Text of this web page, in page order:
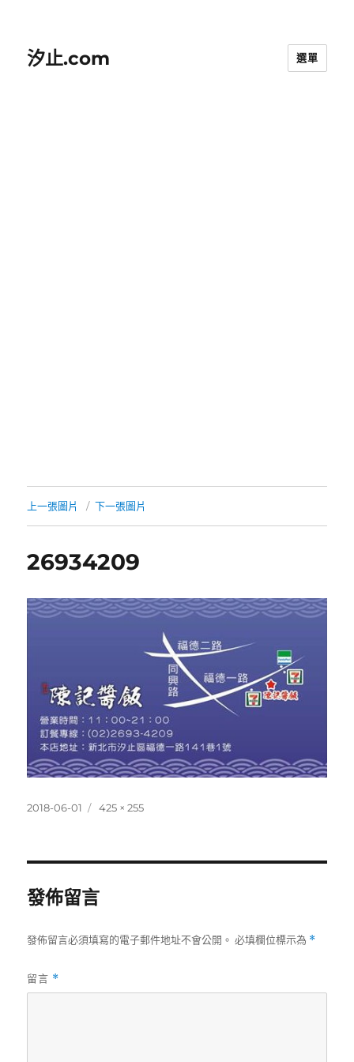
汐止.com 選單
上一張圖片 下一張圖片
26934209
發
2018-06-01
完
425 × 255
發佈留言
發佈留言必須填寫的電子郵件地址不會公開。 必填欄位標示為 *
留言 *